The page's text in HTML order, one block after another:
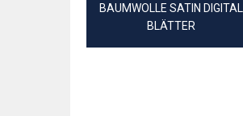
BAUMWOLLE SATIN DIGITAL
BLÄTTER